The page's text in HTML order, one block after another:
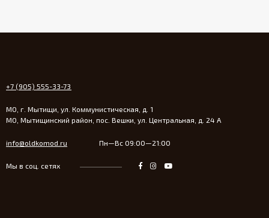
+7 (905) 555-33-73
МО, г. Мытищи, ул. Коммунистическая, д. 1
МО, Мытищинский район, пос. Вешки, ул. Центральная, д. 24 А
info@oldkomod.ru Пн—Вс 09:00—21:00
Мы в соц. сетях